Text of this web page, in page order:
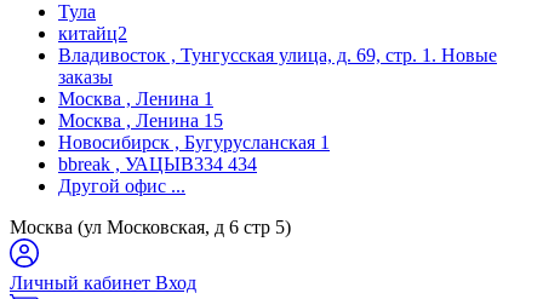
Тула
китайц2
Владивосток , Тунгусская улица, д. 69, стр. 1. Новые
заказы
Москва , Ленина 1
Москва , Ленина 15
Новосибирск , Бугурусланская 1
bbreak , УАЦЫВ334 434
Другой офис ...
Москва (ул Московская, д 6 стр 5)
Личный кабинет Вход